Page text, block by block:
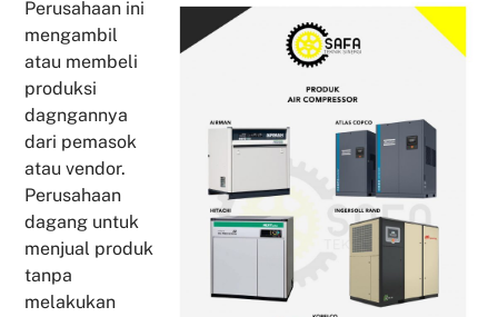
Perusahaan ini
mengambil
atau membeli
produksi
dagngannya
dari pemasok
atau vendor.
Perusahaan
dagang untuk
menjual produk
tanpa
melakukan